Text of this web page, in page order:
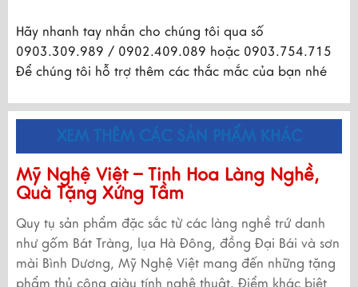
Hãy nhanh tay nhắn cho chúng tôi qua số
0903.309.989 / 0902.409.089 hoặc 0903.754.715
Để chúng tôi hỗ trợ thêm các thắc mắc của bạn nhé
XEM THÊM CÁC SẢN PHẨM KHÁC
Mỹ Nghệ Việt – Tinh Hoa Làng Nghề,
Quà Tặng Xứng Tầm
Quy tụ sản phẩm đặc sắc từ các làng nghề trứ danh
như gốm Bát Tràng, lụa Hà Đông, đồng Đại Bái và sơn
mài Bình Dương, Mỹ Nghệ Việt mang đến những tặng